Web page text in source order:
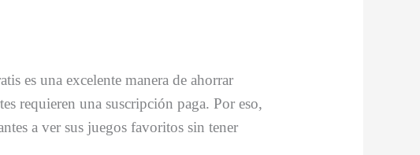
es una excelente manera de ahorrar
requieren una suscripción paga. Por eso,
a ver sus juegos favoritos sin tener